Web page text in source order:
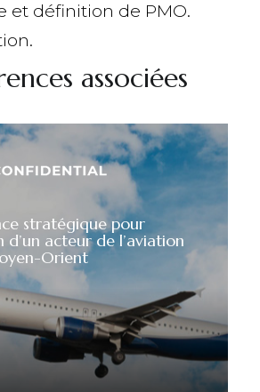
et définition de PMO.
associées
stratégique pour
d’un acteur de l’aviation
Orient